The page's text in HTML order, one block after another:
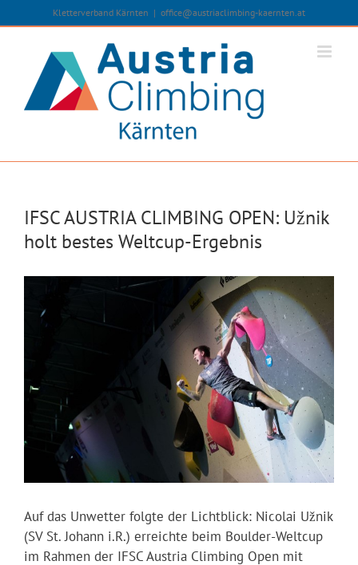
Inhalt
Kletterverband Kärnten | office@austriaclimbing-kaernten.at
IFSC AUSTRIA CLIMBING OPEN: Užnik
holt bestes Weltcup-Ergebnis
grösseres
Bild
Auf das Unwetter folgte der Lichtblick: Nicolai Užnik
(SV St. Johann i.R.) erreichte beim Boulder-Weltcup
im Rahmen der IFSC Austria Climbing Open mit